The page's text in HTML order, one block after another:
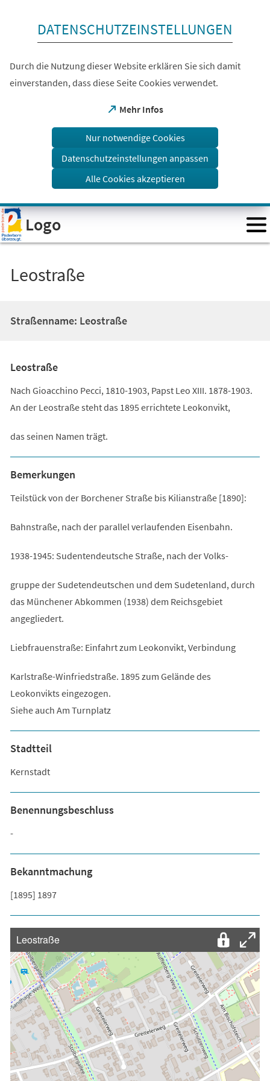
Visuelle
Assistenzsoftware
öffnen.
DATENSCHUTZEINSTELLUNGEN
Durch die Nutzung dieser Website erklären Sie sich damit
einverstanden, dass diese Seite Cookies verwendet.
Mehr Infos
(Öffnet
einem
Tab)
Nur notwendige Cookies
Datenschutzeinstellungen anpassen
Alle Cookies akzeptieren
Logo
Leostraße
Straßenname: Leostraße
Leostraße
Nach Gioacchino Pecci, 1810-1903, Papst Leo XIII. 1878-1903.
An der Leostraße steht das 1895 errichtete Leokonvikt,
das seinen Namen trägt.
Bemerkungen
Teilstück von der Borchener Straße bis Kilianstraße [1890]:
Bahnstraße, nach der parallel verlaufenden Eisenbahn.
1938-1945: Sudentendeutsche Straße, nach der Volks-
gruppe der Sudetendeutschen und dem Sudetenland, durch
das Münchener Abkommen (1938) dem Reichsgebiet
angegliedert.
Liebfrauenstraße: Einfahrt zum Leokonvikt, Verbindung
Karlstraße-Winfriedstraße. 1895 zum Gelände des
Leokonvikts eingezogen.
Siehe auch Am Turnplatz
Stadtteil
Kernstadt
Benennungsbeschluss
-
Bekanntmachung
[1895] 1897
Leostraße